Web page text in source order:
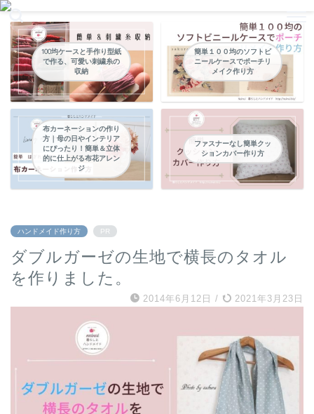
暮らしの中のパッチワークやハンドメイドなどの縫い物
100均ケースと手作り型紙
で作る、可愛い刺繍糸の
収納
簡単１００均のソフトビ
ニールケースでポーチリ
メイク作り方
布カーネーションの作り
方｜母の日やインテリア
にぴったり！簡単＆立体
的に仕上がる布花アレン
ジ
ファスナーなし簡単クッ
ションカバー作り方
ハンドメイド作り方 PR
ダブルガーゼの生地で横長のタオル
を作りました。
2014年6月12日 / 2021年3月23日